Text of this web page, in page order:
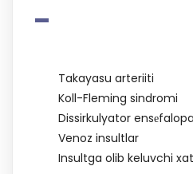
-
Takayasu arteriiti
Koll-Fleming sindromi
Dissirkulyator
Venoz insultlar
Insultga olib keluvchi